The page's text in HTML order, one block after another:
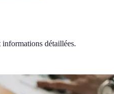
détaillées.